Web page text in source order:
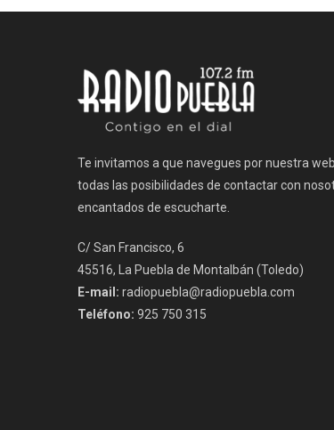
Te invitamos a que navegues por nuestra
todas las posibilidades de contactar con
encantados de escucharte.
C/ San Francisco, 6
45516, La Puebla de Montalbán (Toledo)
E-mail: radiopuebla@radiopuebla.com
Teléfono: 925 750 315